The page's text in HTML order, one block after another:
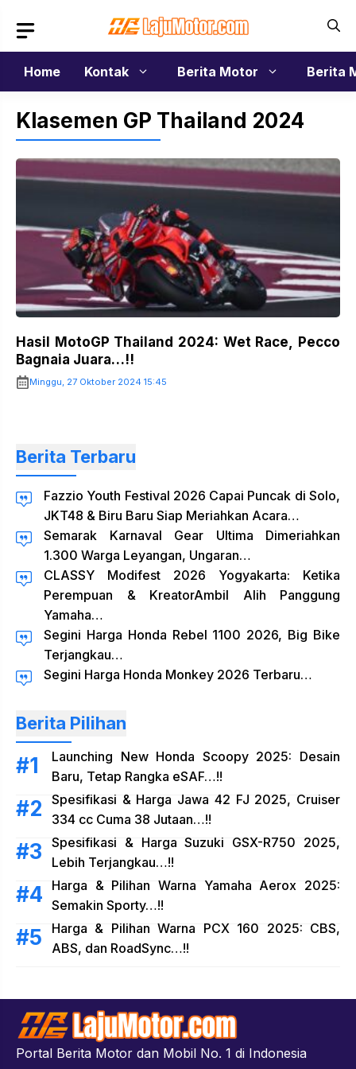
isi
Home
Kontak Berita Motor Berita
Klasemen GP Thailand 2024
Hasil MotoGP Thailand 2024: Wet Race, Pecco
Bagnaia Juara…!!
Minggu, 27 Oktober 2024 15:45
Berita Terbaru
Fazzio Youth Festival 2026 Capai Puncak di Solo,
JKT48 & Biru Baru Siap Meriahkan Acara…
Semarak Karnaval Gear Ultima Dimeriahkan
1.300 Warga Leyangan, Ungaran…
CLASSY Modifest 2026 Yogyakarta: Ketika
Perempuan & KreatorAmbil Alih Panggung
Yamaha…
Segini Harga Honda Rebel 1100 2026, Big Bike
Terjangkau…
Segini Harga Honda Monkey 2026 Terbaru…
Berita Pilihan
Launching New Honda Scoopy 2025: Desain
Baru, Tetap Rangka eSAF…!!
Spesifikasi & Harga Jawa 42 FJ 2025, Cruiser
334 cc Cuma 38 Jutaan…!!
Spesifikasi & Harga Suzuki GSX-R750 2025,
Lebih Terjangkau…!!
Harga & Pilihan Warna Yamaha Aerox 2025:
Semakin Sporty…!!
Harga & Pilihan Warna PCX 160 2025: CBS,
ABS, dan RoadSync…!!
Portal Berita Motor dan Mobil No. 1 di Indonesia